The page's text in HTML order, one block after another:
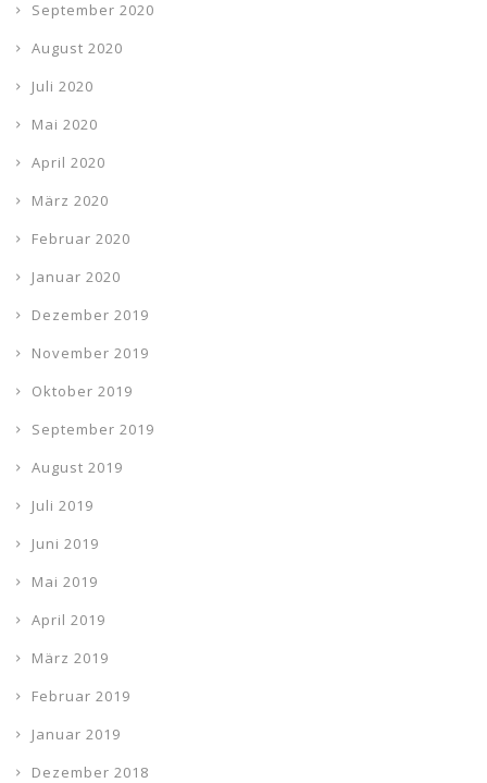
September 2020
August 2020
Juli 2020
Mai 2020
April 2020
März 2020
Februar 2020
Januar 2020
Dezember 2019
November 2019
Oktober 2019
September 2019
August 2019
Juli 2019
Juni 2019
Mai 2019
April 2019
März 2019
Februar 2019
Januar 2019
Dezember 2018